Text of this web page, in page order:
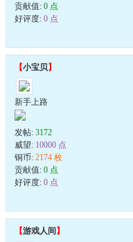
贡献值: 0 点
好评度: 0 点
【小宝贝】
新手上路
发帖: 3172
威望: 10000 点
铜币: 2174 枚
贡献值: 0 点
好评度: 0 点
【游戏人间 】